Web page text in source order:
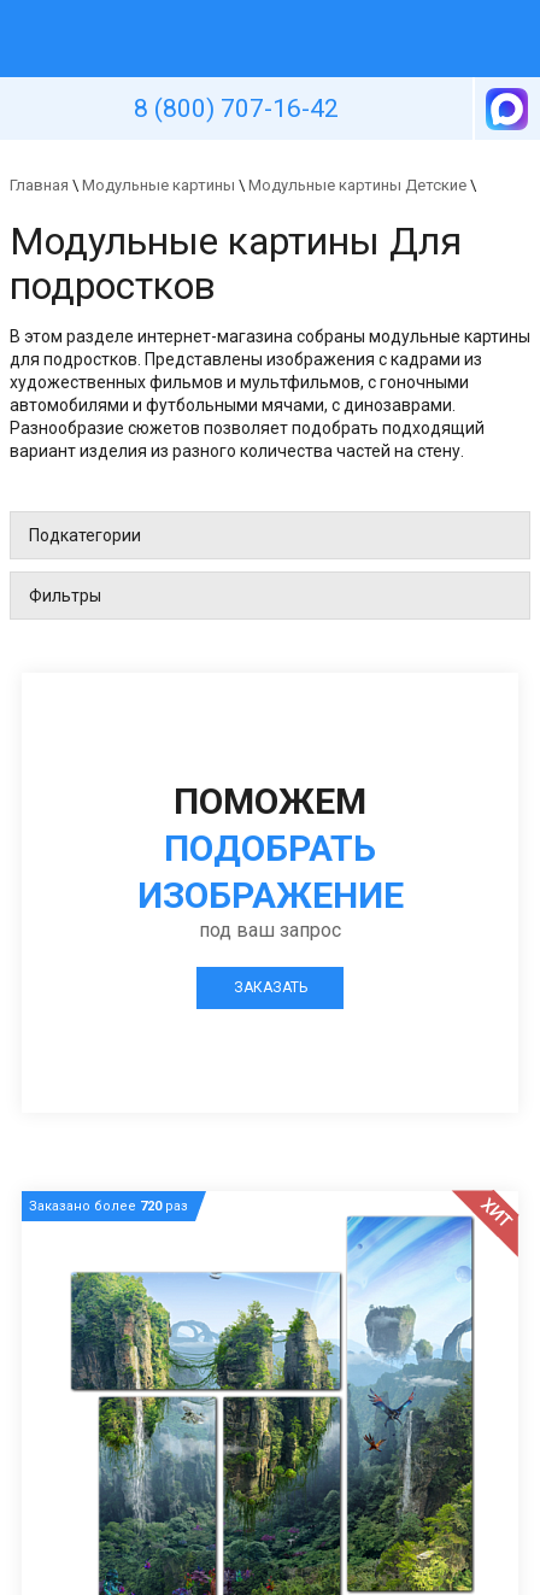
8 (800) 707-16-42
Главная \ Модульные картины \ Модульные картины Детские \
Модульные картины Для
подростков
В этом разделе интернет-магазина собраны модульные картины
для подростков. Представлены изображения с кадрами из
художественных фильмов и мультфильмов, с гоночными
автомобилями и футбольными мячами, с динозаврами.
Разнообразие сюжетов позволяет подобрать подходящий
вариант изделия из разного количества частей на стену.
Подкатегории
Фильтры
ПОМОЖЕМ
ПОДОБРАТЬ
ИЗОБРАЖЕНИЕ
под ваш запрос
ЗАКАЗАТЬ
Заказано более 720раз ХИТ